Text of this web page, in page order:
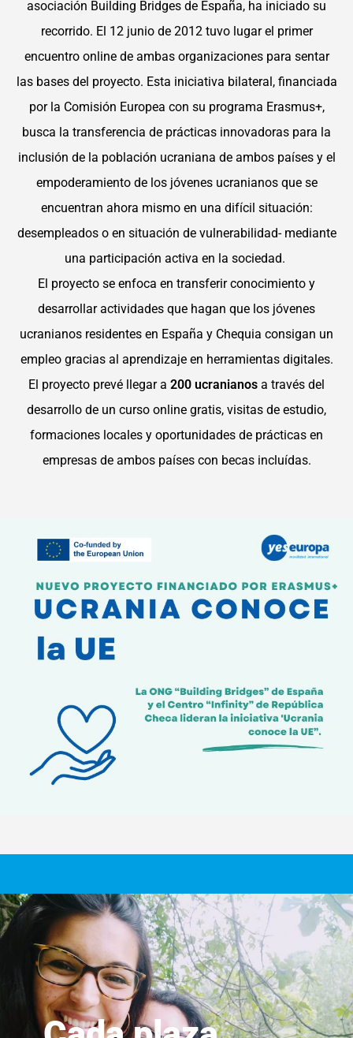
asociación Building Bridges de España, ha iniciado su
recorrido. El 12 junio de 2012 tuvo lugar el primer
encuentro online de ambas organizaciones para sentar
las bases del proyecto. Esta iniciativa bilateral, financiada
por la Comisión Europea con su programa Erasmus+,
busca la transferencia de prácticas innovadoras para la
inclusión de la población ucraniana de ambos países y el
empoderamiento de los jóvenes ucranianos que se
encuentran ahora mismo en una difícil situación:
desempleados o en situación de vulnerabilidad- mediante
una participación activa en la sociedad.
El proyecto se enfoca en transferir conocimiento y
desarrollar actividades que hagan que los jóvenes
ucranianos residentes en España y Chequia consigan un
empleo gracias al aprendizaje en herramientas digitales.
El proyecto prevé llegar a 200 ucranianos a través del
desarrollo de un curso online gratis, visitas de estudio,
formaciones locales y oportunidades de prácticas en
empresas de ambos países con becas incluídas.